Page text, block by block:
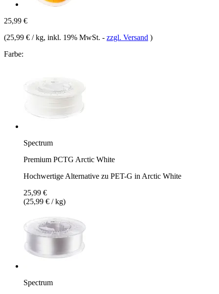
25,99 €
(25,99 € / kg, inkl. 19% MwSt. - zzgl. Versand )
Farbe:
Spectrum
Premium PCTG Arctic White
Hochwertige Alternative zu PET-G in Arctic White
25,99 €
(25,99 € / kg)
Spectrum